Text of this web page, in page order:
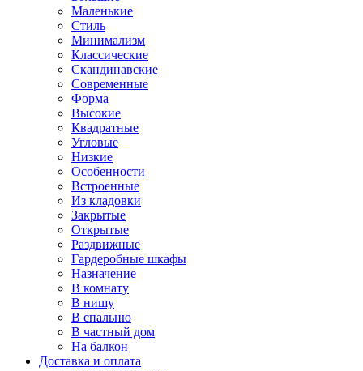
Маленькие
Стиль
Минимализм
Классические
Скандинавские
Современные
Форма
Высокие
Квадратные
Угловые
Низкие
Особенности
Встроенные
Из кладовки
Закрытые
Открытые
Раздвижные
Гардеробные шкафы
Назначение
В комнату
В нишу
В спальню
В частный дом
На балкон
Доставка и оплата